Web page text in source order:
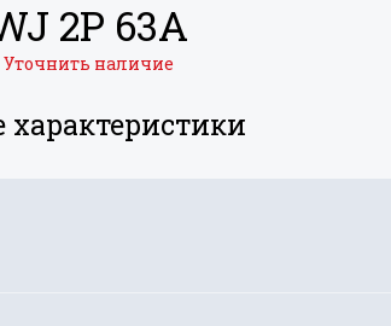
2P 63A
Уточнить наличие
характеристики